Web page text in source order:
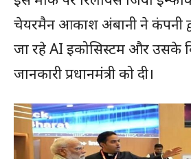
चेयरमैन आकाश अंबानी ने कंपनी
जा रहे AI इकोसिस्टम और उसके
जानकारी प्रधानमंत्री को दी।